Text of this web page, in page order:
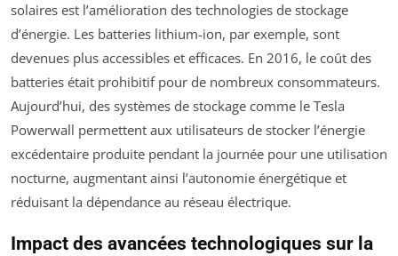
solaires est l’amélioration des technologies de stockage
d’énergie. Les batteries lithium-ion, par exemple, sont
devenues plus accessibles et efficaces. En 2016, le coût des
batteries était prohibitif pour de nombreux consommateurs.
Aujourd’hui, des systèmes de stockage comme le Tesla
Powerwall permettent aux utilisateurs de stocker l’énergie
excédentaire produite pendant la journée pour une utilisation
nocturne, augmentant ainsi l’autonomie énergétique et
réduisant la dépendance au réseau électrique.
Impact des avancées technologiques sur la